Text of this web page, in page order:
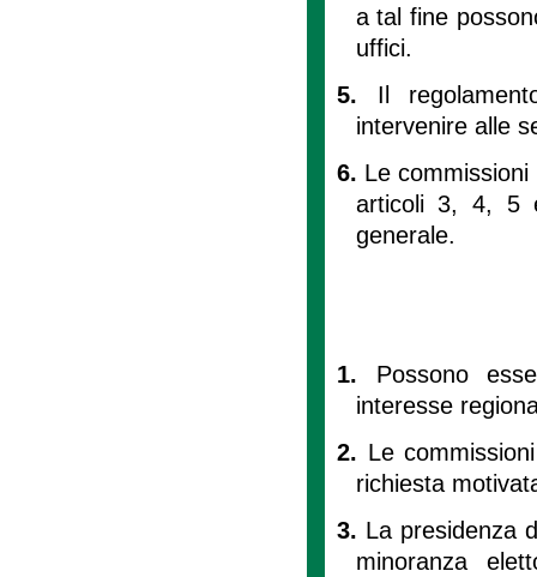
a tal fine
uffici.
5. Il
intervenire alle
6. Le
articoli 3, 4, 5
generale.
1. Possono
interesse
2. Le
richiesta
3. La presidenza
minoranza